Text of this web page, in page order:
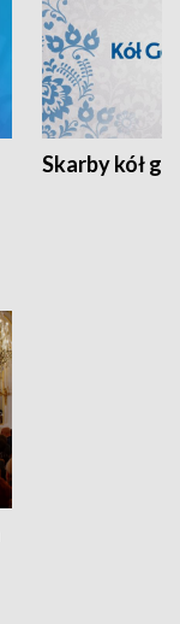
Skarby kół